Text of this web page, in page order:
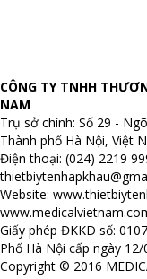
CÔNG TY TNHH
NAM
Trụ sở chính: Số 29 -
Thành phố Hà Nội, Việt
Điện thoại: (024) 2219
Website:
Giấy phép ĐKKD số:
Phố Hà Nội cấp ngày
Copyright © 2016